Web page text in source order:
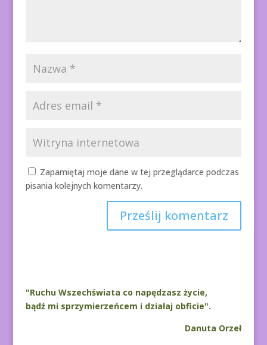
Zapamiętaj moje dane w tej przeglądarce podczas
pisania kolejnych komentarzy.
r
n
"Ruchu Wszechświata co napędzasz życie,
bądź mi sprzymierzeńcem i działaj obficie".
Danuta Orzeł